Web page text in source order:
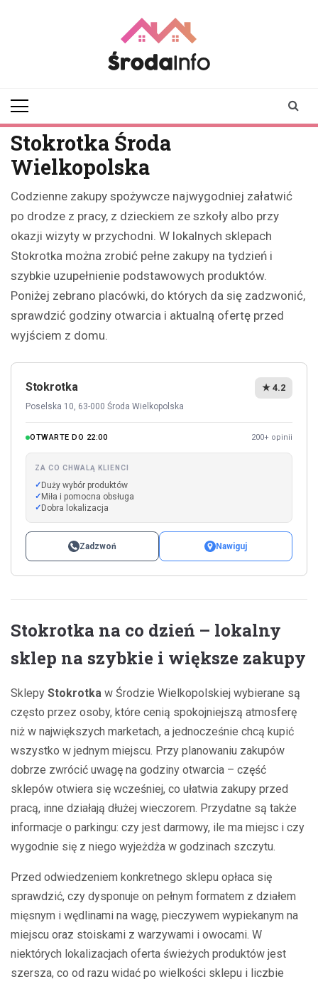
Stokrotka Środa
Wielkopolska
Codzienne zakupy spożywcze najwygodniej załatwić
po drodze z pracy, z dzieckiem ze szkoły albo przy
okazji wizyty w przychodni. W lokalnych sklepach
Stokrotka można zrobić pełne zakupy na tydzień i
szybkie uzupełnienie podstawowych produktów.
Poniżej zebrano placówki, do których da się zadzwonić,
sprawdzić godziny otwarcia i aktualną ofertę przed
wyjściem z domu.
Stokrotka
Poselska 10, 63-000 Środa Wielkopolska
★ 4.2
OTWARTE DO 22:00 200+ opinii
ZA CO CHWALĄ KLIENCI
Duży wybór produktów
Miła i pomocna obsługa
Dobra lokalizacja
Zadzwoń Nawiguj
Stokrotka na co dzień – lokalny
sklep na szybkie i większe zakupy
Sklepy Stokrotka w Środzie Wielkopolskiej wybierane są
często przez osoby, które cenią spokojniejszą atmosferę
niż w największych marketach, a jednocześnie chcą kupić
wszystko w jednym miejscu. Przy planowaniu zakupów
dobrze zwrócić uwagę na godziny otwarcia – część
sklepów otwiera się wcześniej, co ułatwia zakupy przed
pracą, inne działają dłużej wieczorem. Przydatne są także
informacje o parkingu: czy jest darmowy, ile ma miejsc i czy
wygodnie się z niego wyjeżdża w godzinach szczytu.
Przed odwiedzeniem konkretnego sklepu opłaca się
sprawdzić, czy dysponuje on pełnym formatem z działem
mięsnym i wędlinami na wagę, pieczywem wypiekanym na
miejscu oraz stoiskami z warzywami i owocami. W
niektórych lokalizacjach oferta świeżych produktów jest
szersza, co od razu widać po wielkości sklepu i liczbie